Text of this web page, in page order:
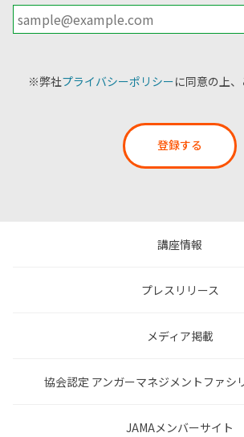
※弊社プライバシーポリシーに同意の上、
登録する
講座情報
プレスリリース
メディア掲載
協会認定 アンガーマネジメントファシ
JAMAメンバーサイト